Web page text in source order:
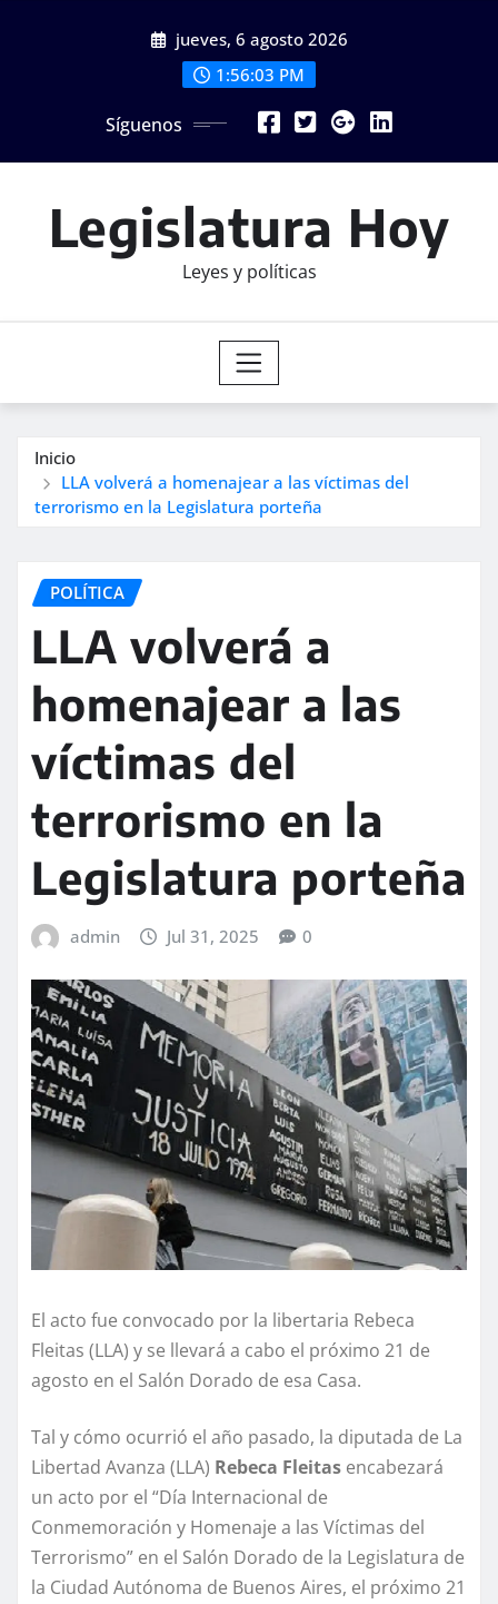
jueves, 6 agosto 2026
1:56:05 PM
Síguenos
Legislatura Hoy
Leyes y políticas
Inicio
LLA volverá a homenajear a las víctimas del
terrorismo en la Legislatura porteña
POLÍTICA
LLA volverá a
homenajear a las
víctimas del
terrorismo en la
Legislatura porteña
admin Jul 31, 2025 0
El acto fue convocado por la libertaria Rebeca
Fleitas (LLA) y se llevará a cabo el próximo 21 de
agosto en el Salón Dorado de esa Casa.
Tal y cómo ocurrió el año pasado, la diputada de La
Libertad Avanza (LLA) Rebeca Fleitas encabezará
un acto por el “Día Internacional de
Conmemoración y Homenaje a las Víctimas del
Terrorismo” en el Salón Dorado de la Legislatura de
la Ciudad Autónoma de Buenos Aires, el próximo 21